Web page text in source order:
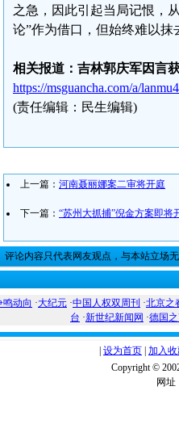
之急，因此引起当局记恨，
论”作为借口，但始终难以
相关报道：吉林郭庆军因言
https://msguancha.com/a/
(责任编辑：民生编辑)
上一篇： 河南聂丽娜案二审将开庭
下一篇： “苏州大抓捕”倪金方案即将
评论内容只代表网友观点，与本站立场
鸣动向 ·大纪元 ·中国人权双周刊 ·北京之
台 ·新世纪新闻网 ·德国
设为首页 加入
Copyright ©
网址